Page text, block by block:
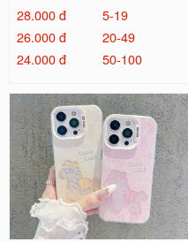
28.000 đ
5-19
26.000 đ
20-49
24.000 đ
50-100